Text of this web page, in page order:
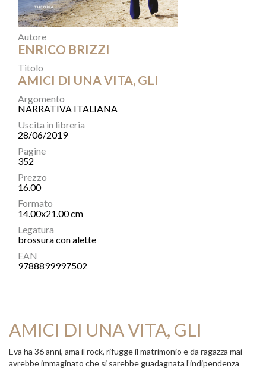
Autore
ENRICO BRIZZI
Titolo
AMICI DI UNA VITA, GLI
Argomento
NARRATIVA ITALIANA
Uscita in libreria
28/06/2019
Pagine
352
Prezzo
16.00
Formato
14.00x21.00 cm
Legatura
brossura con alette
EAN
9788899997502
AMICI DI UNA VITA, GLI
Eva ha 36 anni, ama il rock, rifugge il matrimonio e da ragazza mai
avrebbe immaginato che si sarebbe guadagnata l’indipendenza